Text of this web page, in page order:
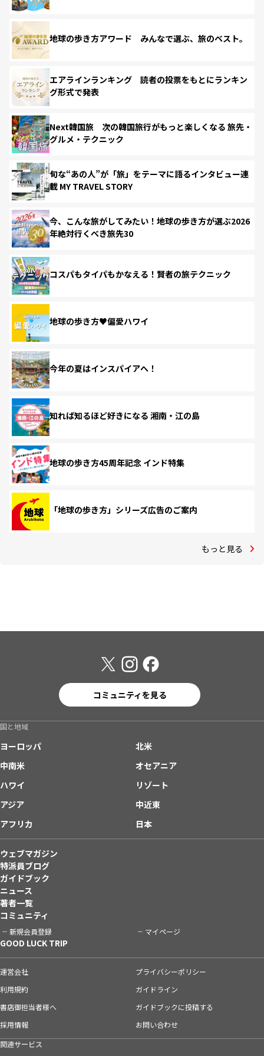
地球の歩き方アワード みんなで選ぶ、旅のベスト。
エアラインランキング 読者の投票をもとにランキン
グ形式で発表
Next韓国旅 次の韓国旅行がもっと楽しくなる 旅先・
グルメ・テクニック
旬な“あの人”が「旅」をテーマに語るインタビュー連
載 MY TRAVEL STORY
今、こんな旅がしてみたい！地球の歩き方が選ぶ2026
年絶対行くべき旅先30
コスパもタイパもかなえる！賢者の旅テクニック
地球の歩き方♥偏愛ハワイ
今年の夏はインスパイアへ！
知れば知るほど好きになる 湘南・江の島
地球の歩き方45周年記念 インド特集
「地球の歩き方」シリーズ広告のご案内
もっと見る
コミュニティを見る
国と地域
ヨーロッパ
北米
中南米
オセアニア
ハワイ
リゾート
アジア
中近東
アフリカ
日本
ウェブマガジン
特派員ブログ
ガイドブック
ニュース
著者一覧
コミュニティ
新規会員登録 マイページ
GOOD LUCK TRIP
運営会社
プライバシーポリシー
利用規約
ガイドライン
書店御担当者様へ
ガイドブックに投稿する
採用情報
お問い合わせ
関連サービス